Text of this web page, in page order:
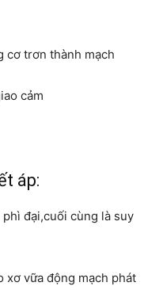
cơ trơn thành mạch
cảm
áp:
đại,cuối cùng là suy
xơ vữa động mạch phát